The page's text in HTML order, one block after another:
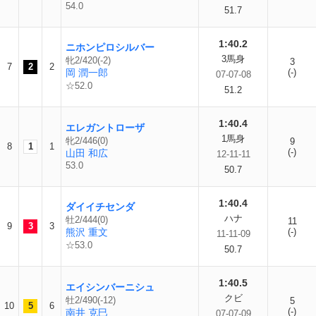
54.0 51.7
7 2 2
ニホンピロシルバー
牝2/420(-2)
岡 潤一郎
☆52.0
1:40.2
3馬身
07-07-08
51.2
3
(-)
8 1 1
エレガントローザ
牝2/446(0)
山田 和広
53.0
1:40.4
1馬身
12-11-11
50.7
9
(-)
9 3 3
ダイイチセンダ
牡2/444(0)
熊沢 重文
☆53.0
1:40.4
ハナ
11-11-09
50.7
11
(-)
10 5 6
エイシンバーニシュ
牡2/490(-12)
南井 克巳
1:40.5
クビ
07-07-09
5
(-)